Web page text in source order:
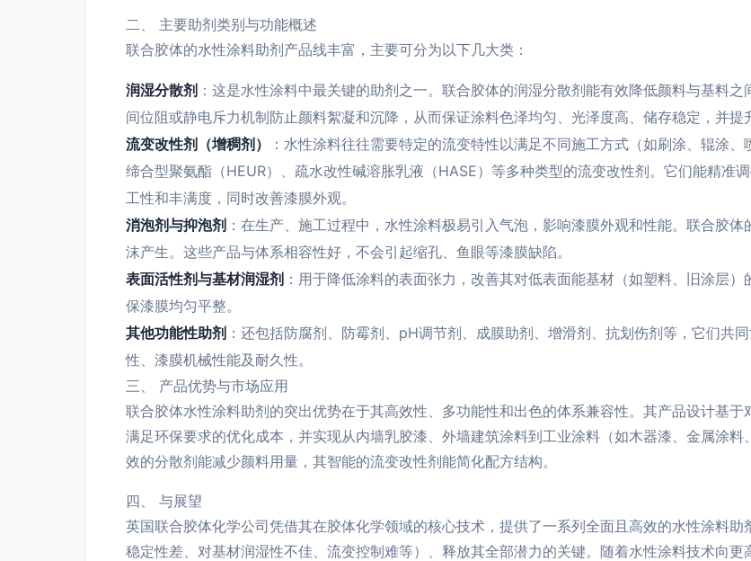
二、 主要助剂类别与功能概述
联合胶体的水性涂料助剂产品线丰富，主要可分为以下几大类：
润湿分散剂 ：这是水性涂料中最关键的助剂之一。联合胶体的润湿分散剂能有效降低颜料与基料
间位阻或静电斥力机制防止颜料絮凝和沉降，从而保证涂料色泽均匀、光泽度高、储存稳定，并提
流变改性剂（增稠剂）
：水性涂料往往需要特定的流变特性以满足不同施工方式（如刷涂、辊涂
缔合型聚氨酯（HEUR）、疏水改性碱溶胀乳液（HASE）等多种类型的流变改性剂。它们能精准
工性和丰满度，同时改善漆膜外观。
消泡剂与抑泡剂 ：在生产、施工过程中，水性涂料极易引入气泡，影响漆膜外观和性能。联合胶
沫产生。这些产品与体系相容性好，不会引起缩孔、鱼眼等漆膜缺陷。
表面活性剂与基材润湿剂 ：用于降低涂料的表面张力，改善其对低表面能基材（如塑料、旧涂层
保漆膜均匀平整。
其他功能性助剂 ：还包括防腐剂、防霉剂、pH调节剂、成膜助剂、增滑剂、抗划伤剂等，它们共
性、漆膜机械性能及耐久性。
三、 产品优势与市场应用
联合胶体水性涂料助剂的突出优势在于其高效性、多功能性和出色的体系兼容性。其产品设计基
满足环保要求的优化成本，并实现从内墙乳胶漆、外墙建筑涂料到工业涂料（如木器漆、金属涂
效的分散剂能减少颜料用量，其智能的流变改性剂能简化配方结构。
四、 与展望
英国联合胶体化学公司凭借其在胶体化学领域的核心技术，提供了一系列全面且高效的水性涂料
稳定性差、对基材润湿性不佳、流变控制难等）、释放其全部潜力的关键。随着水性涂料技术向